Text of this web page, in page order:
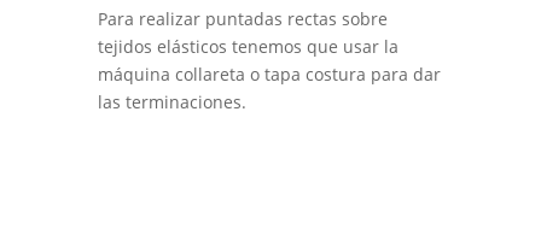
Para realizar puntadas rectas sobre
tejidos elásticos tenemos que usar la
máquina collareta o tapa costura para dar
las terminaciones.